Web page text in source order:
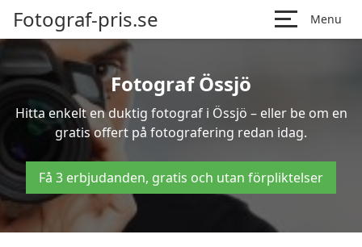
Fotograf-pris.se Menu
Fotograf Össjö
Hitta enkelt en duktig fotograf i Össjö – eller be om en
gratis offert på fotografering redan idag.
Få 3 erbjudanden, gratis och utan förpliktelser